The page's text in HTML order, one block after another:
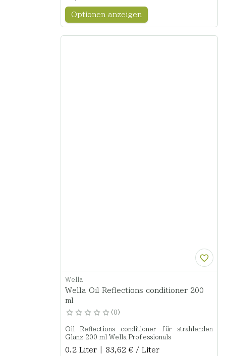
Optionen anzeigen
Wella
Wella Oil Reflections conditioner 200
ml
0
Oil Reflections conditioner für strahlenden
Glanz 200 ml Wella Professionals
0.2 Liter | 83,62 € / Liter